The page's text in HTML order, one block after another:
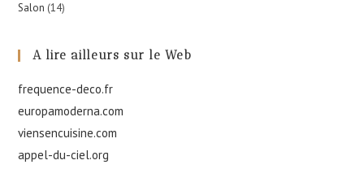
Salon (14)
A lire ailleurs sur le Web
frequence-deco.fr
europamoderna.com
viensencuisine.com
appel-du-ciel.org